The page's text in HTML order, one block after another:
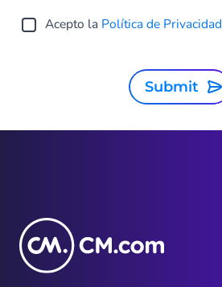
Acepto la Política de Privacidad
Submit